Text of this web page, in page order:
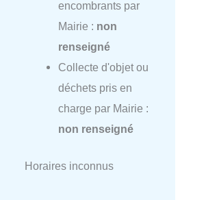
encombrants par
Mairie : non
renseigné
Collecte d'objet ou
déchets pris en
charge par Mairie :
non renseigné
Horaires inconnus